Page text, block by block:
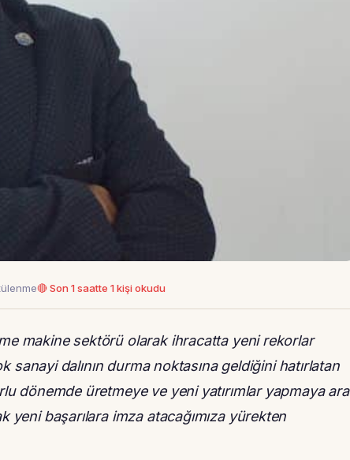
🔴 Son 1 saatte 1 kişi okudu
makine sektörü olarak ihracatta yeni rekorlar
sanayi dalının durma noktasına geldiğini hatırlatan
dönemde üretmeye ve yeni yatırımlar yapmaya ara
başarılara imza atacağımıza yürekten